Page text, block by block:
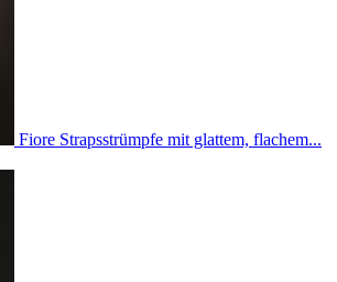
Fiore Strapsstrümpfe mit glattem, flachem...